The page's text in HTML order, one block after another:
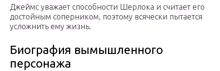
Джеймс уважает способности Шерлока и считает его
достойным соперником, поэтому всячески пытается
усложнить ему жизнь.
Биография вымышленного
персонажа